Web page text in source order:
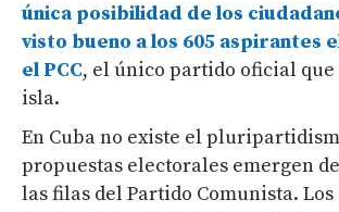
única posibilidad de los
visto bueno a los 605 aspirantes
el PCC, el único partido oficial que
isla.
En Cuba no existe el
propuestas electorales emergen
las filas del Partido Comunista.